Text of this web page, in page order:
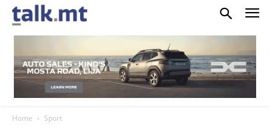
Home Sport